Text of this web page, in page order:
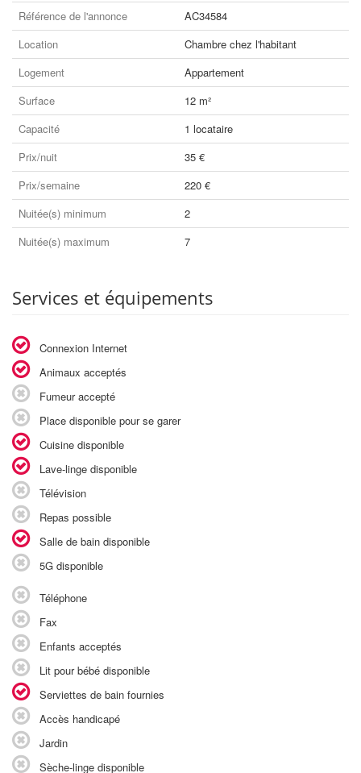
Référence de l'annonce
AC34584
Location
Chambre chez l'habitant
Logement
Appartement
Surface
12 m²
Capacité
1 locataire
Prix/nuit
35 €
Prix/semaine
220 €
Nuitée(s) minimum
2
Nuitée(s) maximum
7
Services et équipements
Connexion Internet
Animaux acceptés
Fumeur accepté
Place disponible pour se garer
Cuisine disponible
Lave-linge disponible
Télévision
Repas possible
Salle de bain disponible
5G disponible
Téléphone
Fax
Enfants acceptés
Lit pour bébé disponible
Serviettes de bain fournies
Accès handicapé
Jardin
Sèche-linge disponible